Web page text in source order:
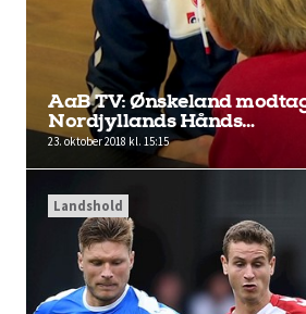
AaB TV: Ønskeland
Nordjyllands Hånds…
23. oktober 2018 kl. 15:15
Landshold